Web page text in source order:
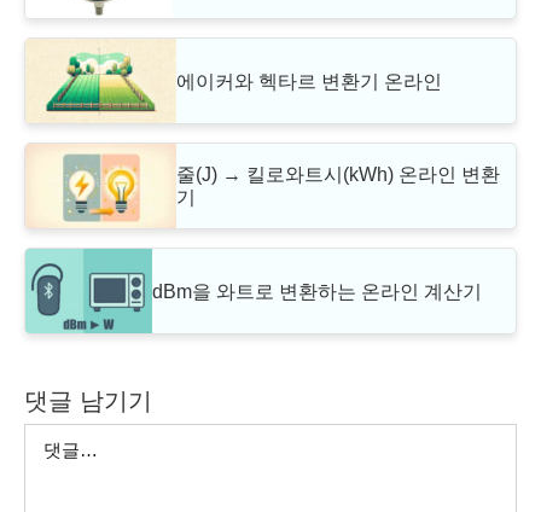
에이커와 헥타르 변환기 온라인
줄(J) → 킬로와트시(kWh) 온라인 변환
기
dBm을 와트로 변환하는 온라인 계산기
댓글 남기기